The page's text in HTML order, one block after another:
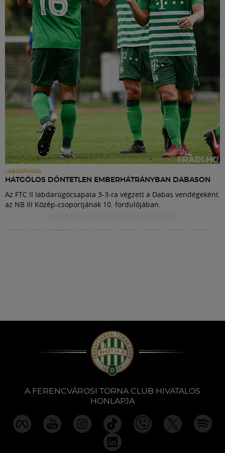
LABDARÚGÁS
HATGÓLOS DÖNTETLEN EMBERHÁTRÁNYBAN DABASON
Az FTC II labdarúgócsapata 3-3-ra végzett a Dabas vendégeként
az NB III Közép-csoportjának 10. fordulójában.
A FERENCVÁROSI TORNA CLUB HIVATALOS
HONLAPJA
Labdarúgás
Szakosztályok
Meccscenter
Klub
Szolgáltatások
Shop
Közösség
Múzeum